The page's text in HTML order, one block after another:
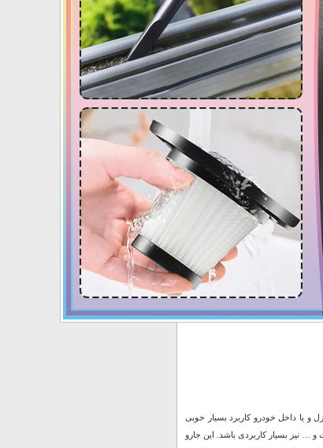
و یا داخل خودرو کاربرد بسیار خوبی
… نیز بسیار کاربردی باشد. این جارو